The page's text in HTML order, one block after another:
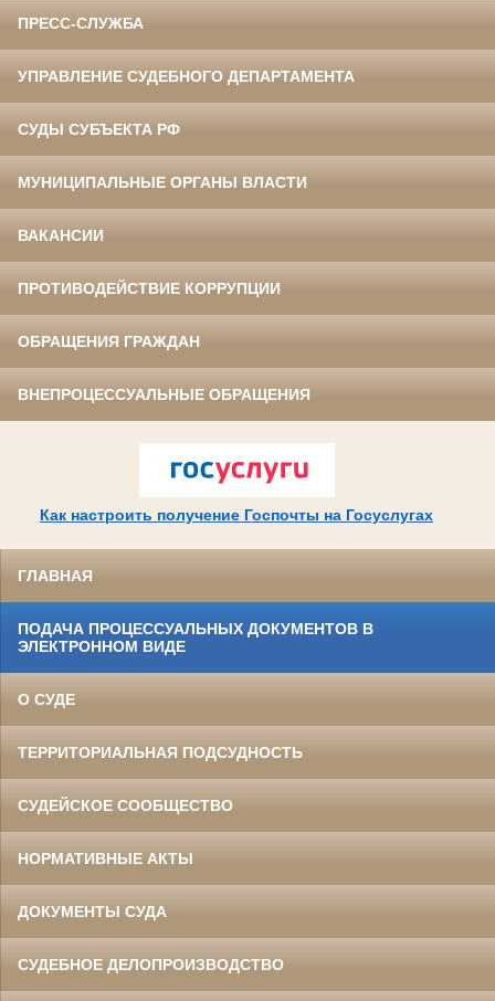
ПРЕСС-СЛУЖБА
УПРАВЛЕНИЕ СУДЕБНОГО ДЕПАРТАМЕНТА
СУДЫ СУБЪЕКТА РФ
МУНИЦИПАЛЬНЫЕ ОРГАНЫ ВЛАСТИ
ВАКАНСИИ
ПРОТИВОДЕЙСТВИЕ КОРРУПЦИИ
ОБРАЩЕНИЯ ГРАЖДАН
ВНЕПРОЦЕССУАЛЬНЫЕ ОБРАЩЕНИЯ
Как настроить получение Госпочты на Госуслугах
ГЛАВНАЯ
ПОДАЧА ПРОЦЕССУАЛЬНЫХ ДОКУМЕНТОВ В
ЭЛЕКТРОННОМ ВИДЕ
О СУДЕ
ТЕРРИТОРИАЛЬНАЯ ПОДСУДНОСТЬ
СУДЕЙСКОЕ СООБЩЕСТВО
НОРМАТИВНЫЕ АКТЫ
ДОКУМЕНТЫ СУДА
СУДЕБНОЕ ДЕЛОПРОИЗВОДСТВО